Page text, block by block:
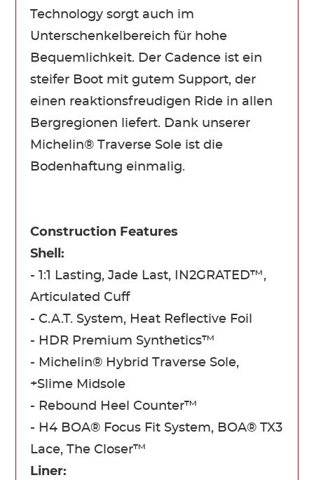
Technology sorgt auch im
Unterschenkelbereich für hohe
Bequemlichkeit. Der Cadence ist ein
steifer Boot mit gutem Support, der
einen reaktionsfreudigen Ride in allen
Bergregionen liefert. Dank unserer
Michelin® Traverse Sole ist die
Bodenhaftung einmalig.
Construction Features
Shell:
- 1:1 Lasting, Jade Last, IN2GRATED™,
Articulated Cuff
- C.A.T. System, Heat Reflective Foil
- HDR Premium Synthetics™
- Michelin® Hybrid Traverse Sole,
+Slime Midsole
- Rebound Heel Counter™
- H4 BOA® Focus Fit System, BOA® TX3
Lace, The Closer™
Liner: